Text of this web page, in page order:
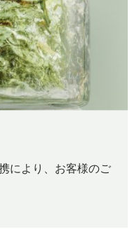
により、お客様のご